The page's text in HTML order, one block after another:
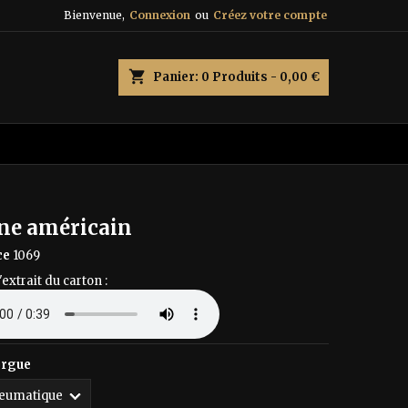
Bienvenue, Connexion ou Créez votre compte
shopping_cart Panier: 0 Produits - 0,00 €
américain
1069
du carton :